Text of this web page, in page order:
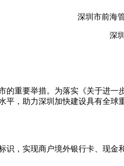
深圳市前海
深
重要举措。为落实《关于进一
平，助力深圳加快建设具有全球
识，实现商户境外银行卡、现金